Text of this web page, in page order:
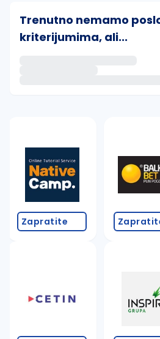
Trenutno nemamo
kriterijumima, ali...
Takođe možete da:
proverite pravopisne
povećajte radijus za
promenite odabrane
Zapratite